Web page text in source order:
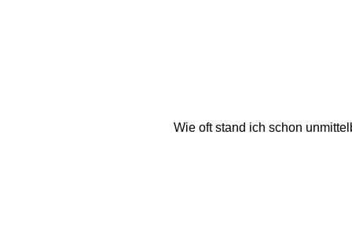
Wie oft stand ich schon